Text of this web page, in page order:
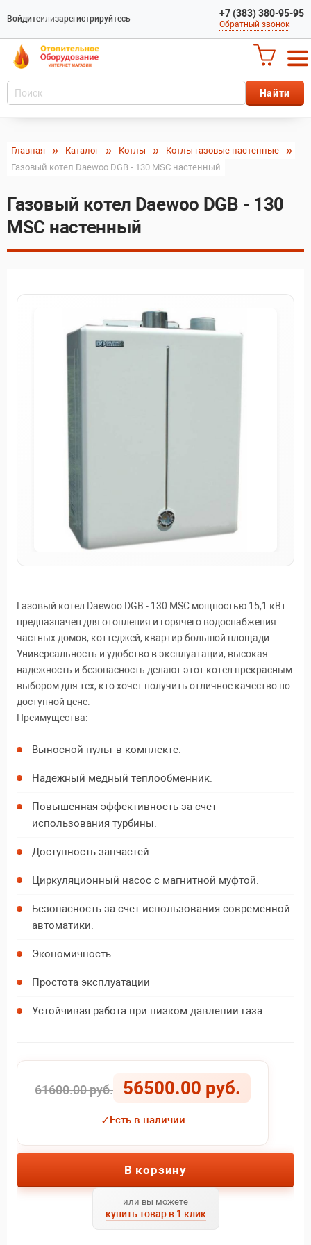
Войдитеилизарегистрируйтесь +7 (383) 380-95-95
Обратный звонок
Главная Каталог Котлы
Котлы газовые настенные
Газовый котел Daewoo DGB - 130 MSC настенный
Газовый котел Daewoo DGB - 130
MSC настенный
Газовый котел Daewoo DGB - 130 MSC мощностью 15,1 кВт
предназначен для отопления и горячего водоснабжения
частных домов, коттеджей, квартир большой площади.
Универсальность и удобство в эксплуатации, высокая
надежность и безопасность делают этот котел прекрасным
выбором для тех, кто хочет получить отличное качество по
доступной цене.
Преимущества:
Выносной пульт в комплекте.
Надежный медный теплообменник.
Повышенная эффективность за счет
использования турбины.
Доступность запчастей.
Циркуляционный насос с магнитной муфтой.
Безопасность за счет использования современной
автоматики.
Экономичность
Простота эксплуатации
Устойчивая работа при низком давлении газа
61600.00 руб. 56500.00 руб.
✓Есть в наличии
В корзину
или вы можете
купить товар в 1 клик